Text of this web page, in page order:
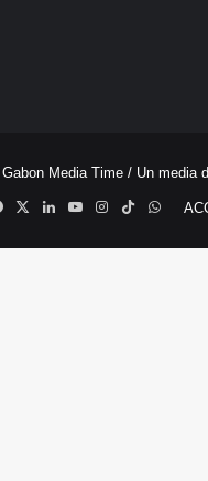
Gabon Media Time / Un media
Facebook
X LinkedinYouTubeInstagram
TikTok